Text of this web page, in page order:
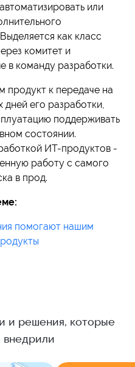
или
как класс
комитет и
в команду разработки.
продукт к передаче на
его разработки,
поддерживать
состоянии.
ИТ-продуктов -
работу с самого
в прод.
помогают нашим
и решения, которые